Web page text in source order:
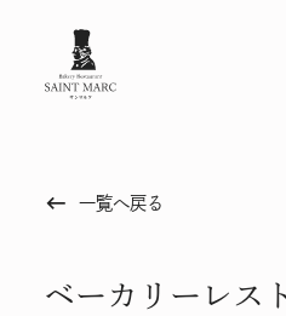
keyboard_backspace 一覧へ戻る
ベーカリーレス